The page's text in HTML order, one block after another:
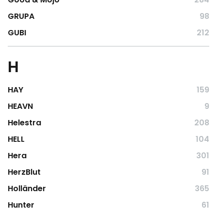
GRUPA
98
GUBI
212
H
HAY
159
HEAVN
9
Helestra
208
HELL
104
Hera
301
HerzBlut
91
Holländer
365
Hunter
61